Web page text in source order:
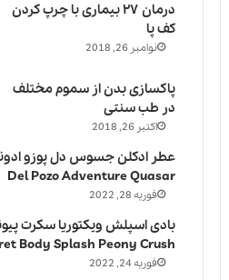
درمان ۲۷ بیماری با چرپ کردن
کف پا
نوامبر 26, 2018
پاکسازی بدن از سموم مختلف
در طب سنتی
اکتبر 26, 2018
Del Pozo Adventure Quasar
فوریه 28, 2022
بادی اسپلش ویکتوریا سکرت
Body Splash Peony Crush
فوریه 24, 2022